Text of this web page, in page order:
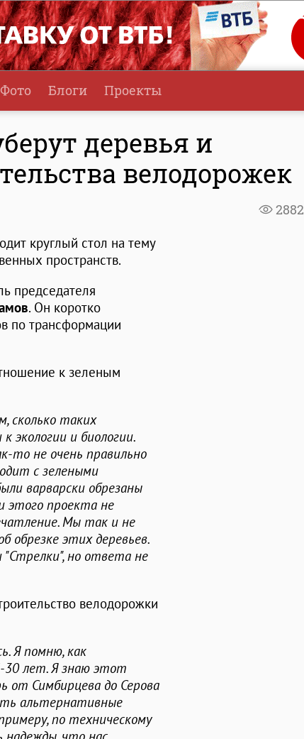
Фото Блоги Проекты
деревья и
велодорожек
2882
круглый стол на тему
пространств.
председателя
. Он коротко
по трансформации
к зеленым
сколько таких
экологии и биологии.
то не очень правильно
с зелеными
варварски обрезаны
этого проекта не
Мы так и не
обрезке этих деревьев.
но ответа не
велодорожки
Я помню, как
30 лет. Я знаю этот
от Симбирцева до Серова
альтернативные
по техническому